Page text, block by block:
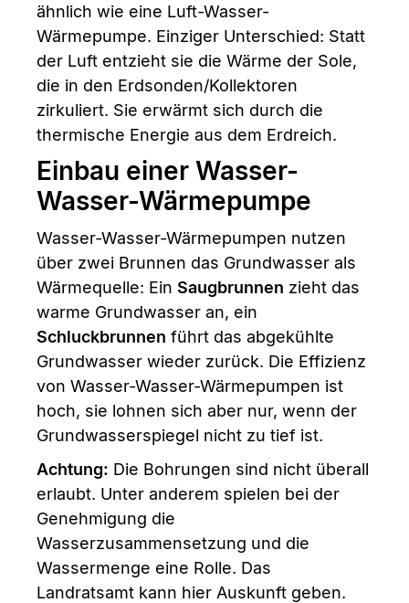
ähnlich wie eine Luft-Wasser-
Wärmepumpe. Einziger Unterschied: Statt
der Luft entzieht sie die Wärme der Sole,
die in den Erdsonden/Kollektoren
zirkuliert. Sie erwärmt sich durch die
thermische Energie aus dem Erdreich.
Einbau einer Wasser-
Wasser-Wärmepumpe
Wasser-Wasser-Wärmepumpen nutzen
über zwei Brunnen das Grundwasser als
Wärmequelle: Ein Saugbrunnen zieht das
warme Grundwasser an, ein
Schluckbrunnen führt das abgekühlte
Grundwasser wieder zurück. Die Effizienz
von Wasser-Wasser-Wärmepumpen ist
hoch, sie lohnen sich aber nur, wenn der
Grundwasserspiegel nicht zu tief ist.
Achtung: Die Bohrungen sind nicht überall
erlaubt. Unter anderem spielen bei der
Genehmigung die
Wasserzusammensetzung und die
Wassermenge eine Rolle. Das
Landratsamt kann hier Auskunft geben.